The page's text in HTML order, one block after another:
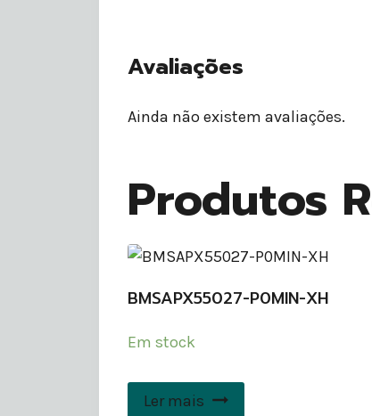
Avaliações
Ainda não existem avaliações.
Produtos
BMSAPX55027-P0MIN-XH
Em stock
Ler mais